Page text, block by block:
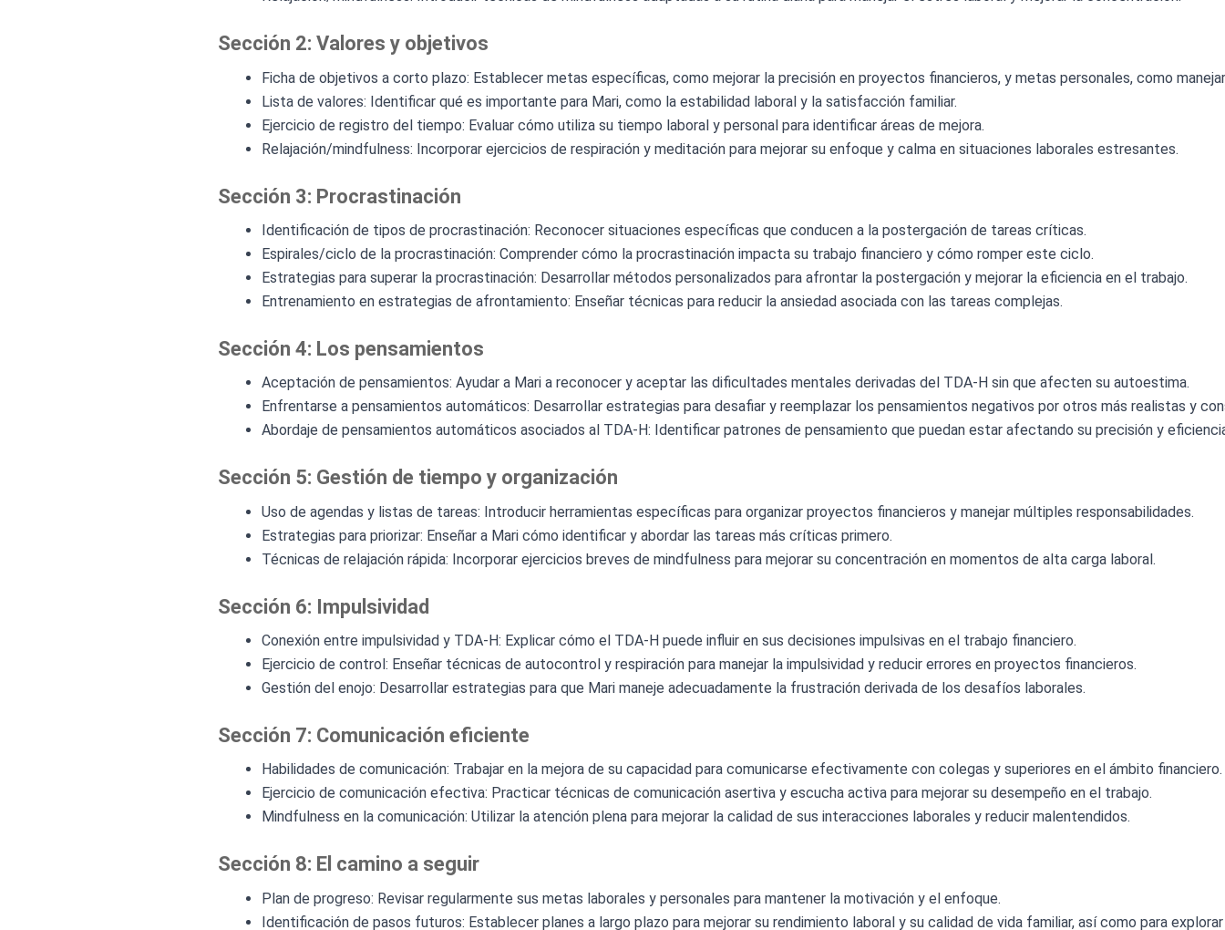
Sección 2: Valores y objetivos
Ficha de objetivos a corto plazo: Establecer metas específicas, como mejorar la precisión en proyectos financieros, y metas personales, como
Lista de valores: Identificar qué es importante para Mari, como la estabilidad laboral y la satisfacción familiar.
Ejercicio de registro del tiempo: Evaluar cómo utiliza su tiempo laboral y personal para identificar áreas de mejora.
Relajación/mindfulness: Incorporar ejercicios de respiración y meditación para mejorar su enfoque y calma en situaciones laborales estresantes.
Sección 3: Procrastinación
Identificación de tipos de procrastinación: Reconocer situaciones específicas que conducen a la postergación de tareas críticas.
Espirales/ciclo de la procrastinación: Comprender cómo la procrastinación impacta su trabajo financiero y cómo romper este ciclo.
Estrategias para superar la procrastinación: Desarrollar métodos personalizados para afrontar la postergación y mejorar la eficiencia en el trabajo.
Entrenamiento en estrategias de afrontamiento: Enseñar técnicas para reducir la ansiedad asociada con las tareas complejas.
Sección 4: Los pensamientos
Aceptación de pensamientos: Ayudar a Mari a reconocer y aceptar las dificultades mentales derivadas del TDA-H sin que afecten su autoestima.
Enfrentarse a pensamientos automáticos: Desarrollar estrategias para desafiar y reemplazar los pensamientos negativos por otros más realistas y
Abordaje de pensamientos automáticos asociados al TDA-H: Identificar patrones de pensamiento que puedan estar afectando su precisión y
Sección 5: Gestión de tiempo y organización
Uso de agendas y listas de tareas: Introducir herramientas específicas para organizar proyectos financieros y manejar múltiples responsabilidades.
Estrategias para priorizar: Enseñar a Mari cómo identificar y abordar las tareas más críticas primero.
Técnicas de relajación rápida: Incorporar ejercicios breves de mindfulness para mejorar su concentración en momentos de alta carga laboral.
Sección 6: Impulsividad
Conexión entre impulsividad y TDA-H: Explicar cómo el TDA-H puede influir en sus decisiones impulsivas en el trabajo financiero.
Ejercicio de control: Enseñar técnicas de autocontrol y respiración para manejar la impulsividad y reducir errores en proyectos financieros.
Gestión del enojo: Desarrollar estrategias para que Mari maneje adecuadamente la frustración derivada de los desafíos laborales.
Sección 7: Comunicación eficiente
Habilidades de comunicación: Trabajar en la mejora de su capacidad para comunicarse efectivamente con colegas y superiores en el ámbito financiero.
Ejercicio de comunicación efectiva: Practicar técnicas de comunicación asertiva y escucha activa para mejorar su desempeño en el trabajo.
Mindfulness en la comunicación: Utilizar la atención plena para mejorar la calidad de sus interacciones laborales y reducir malentendidos.
Sección 8: El camino a seguir
Plan de progreso: Revisar regularmente sus metas laborales y personales para mantener la motivación y el enfoque.
Identificación de pasos futuros: Establecer planes a largo plazo para mejorar su rendimiento laboral y su calidad de vida familiar, así como para